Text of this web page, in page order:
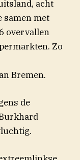
acht
samen met
overvallen
Zo
Bremen.
de